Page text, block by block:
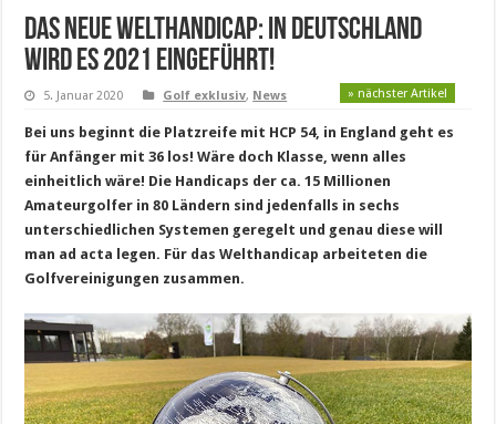
Das neue Welthandicap: In Deutschland
wird es 2021 eingeführt!
5. Januar 2020 Golf exklusiv, News » nächster Artikel
Bei uns beginnt die Platzreife mit HCP 54, in England geht es
für Anfänger mit 36 los! Wäre doch Klasse, wenn alles
einheitlich wäre! Die Handicaps der ca. 15 Millionen
Amateurgolfer in 80 Ländern sind jedenfalls in sechs
unterschiedlichen Systemen geregelt und genau diese will
man ad acta legen. Für das Welthandicap arbeiteten die
Golfvereinigungen zusammen.